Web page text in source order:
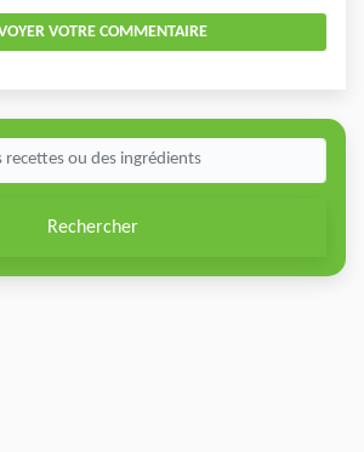
VOTRE COMMENTAIRE
Rechercher